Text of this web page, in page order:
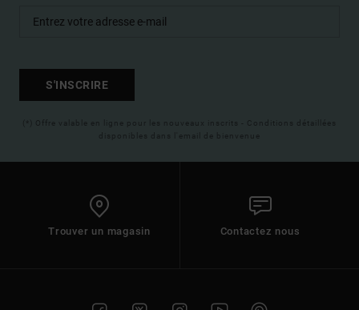
S'INSCRIRE
(*) Offre valable en ligne pour les nouveaux inscrits - Conditions détaillées
disponibles dans l'email de bienvenue
Trouver un magasin Contactez nous